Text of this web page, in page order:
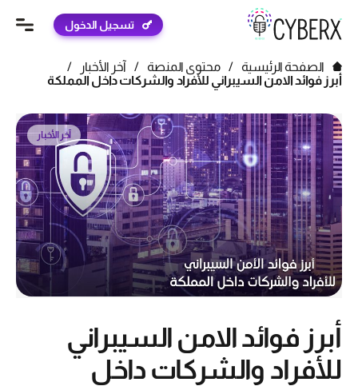
تسجيل الدخول
الصفحة الرئيسية / محتوى المنصة / آخر الأخبار
/
أبرز فوائد الامن السيبراني للأفراد والشركات داخل المملكة
آخر الأخبار
أبرز فوائد الامن السيبراني
للأفراد والشركات داخل